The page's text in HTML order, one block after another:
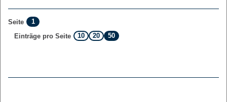
Seite
1
Einträge pro Seite
10 20 50